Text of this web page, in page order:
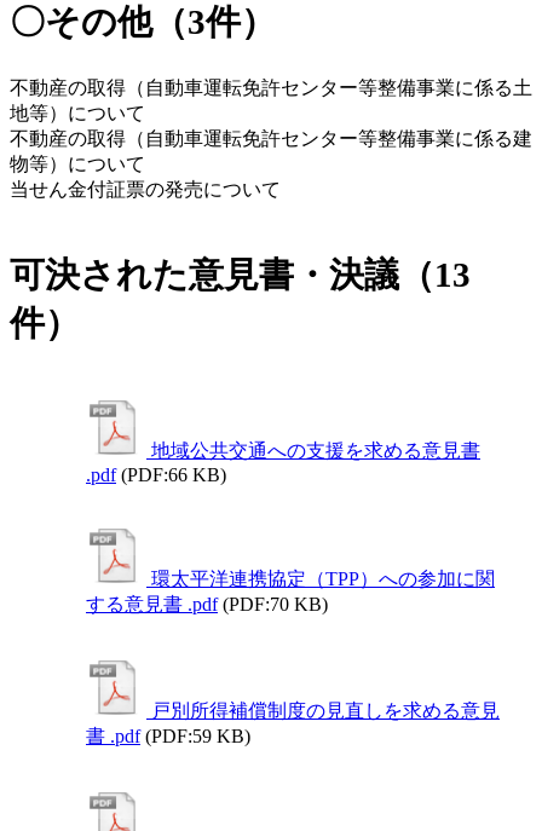
〇その他（3件）
不動産の取得（自動車運転免許センター等整備事業に係る土
地等）について
不動産の取得（自動車運転免許センター等整備事業に係る建
物等）について
当せん金付証票の発売について
可決された意見書・決議（13
件）
地域公共交通への支援を求める意見書
.pdf (PDF:66 KB)
環太平洋連携協定（TPP）への参加に関
する意見書 .pdf (PDF:70 KB)
戸別所得補償制度の見直しを求める意見
書 .pdf (PDF:59 KB)